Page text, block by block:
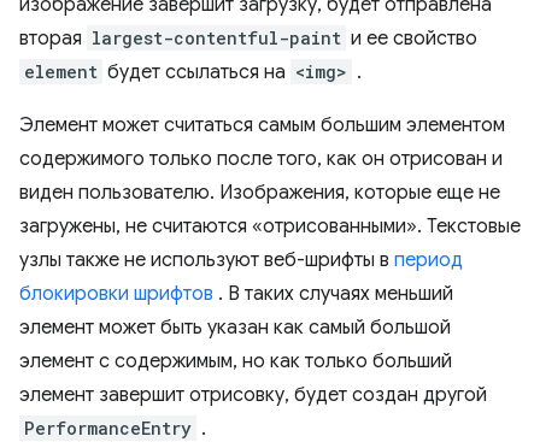
изображение завершит загрузку, будет отправлена ​​
вторая largest-contentful-paint и ее свойство
element будет ссылаться на <img> .
Элемент может считаться самым большим элементом
содержимого только после того, как он отрисован и
виден пользователю. Изображения, которые еще не
загружены, не считаются «отрисованными». Текстовые
узлы также не используют веб-шрифты в период
блокировки шрифтов . В таких случаях меньший
элемент может быть указан как самый большой
элемент с содержимым, но как только больший
элемент завершит отрисовку, будет создан другой
PerformanceEntry .